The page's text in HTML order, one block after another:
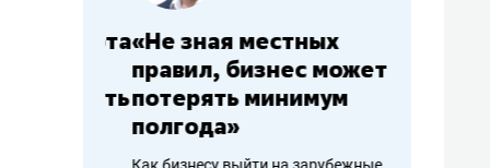
работа «Не зная местных
правил, бизнес может
потерять минимум
полгода»